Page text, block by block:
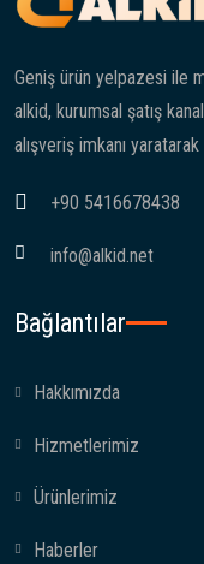
Geniş ürün yelpazesi ile
alkid, kurumsal şatış
alışveriş imkanı
+90 5416678438
info@alkid.net
Bağlantılar
Hakkımızda
Hizmetlerimiz
Ürünlerimiz
Haberler